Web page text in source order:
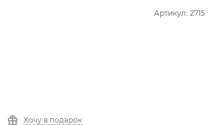
Артикул: 2715
Хочу в подарок